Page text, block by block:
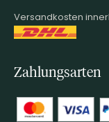
Versandkosten
Zahlungsarten